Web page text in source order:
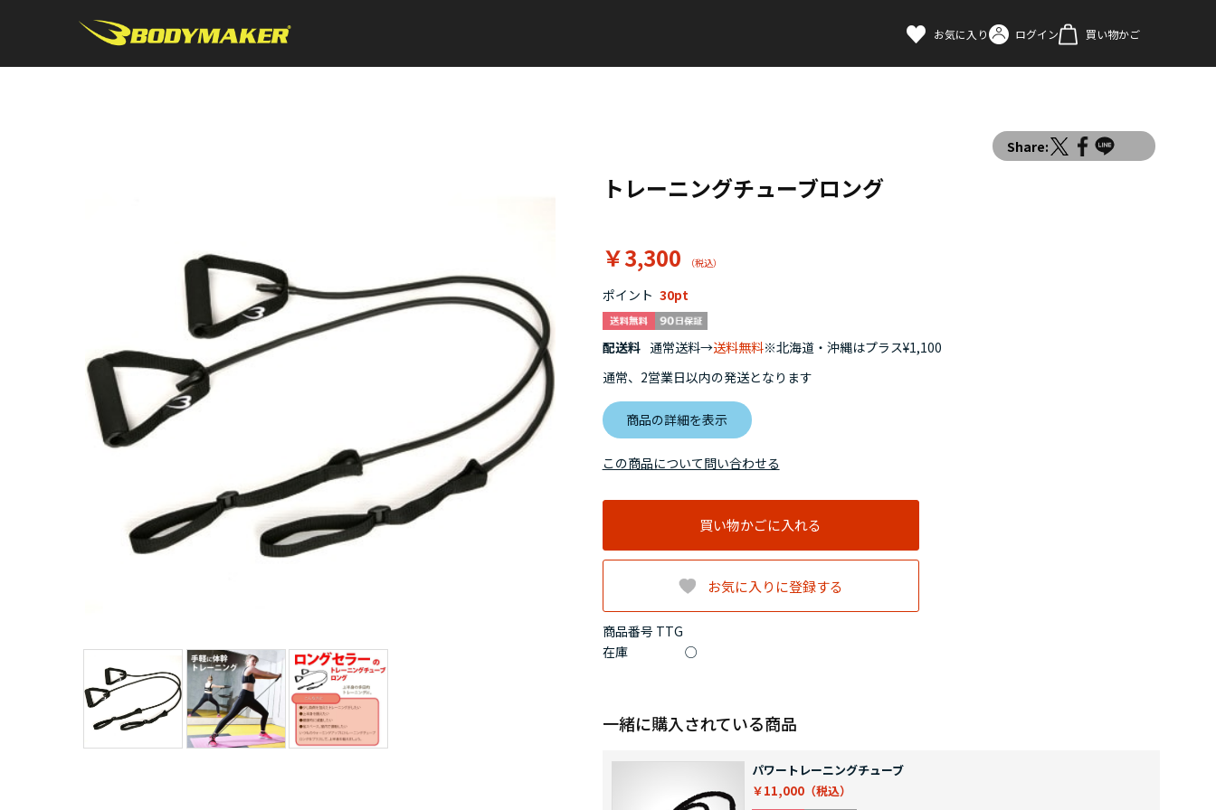
お気に入り ログイン 買い物かご
Share:
トレーニングチューブロング
￥3,300
商品番号 TTG
ポイント 30
在庫 ○
配送料 通常送料→送料無料※北海道・沖縄はプラス¥1,100
通常、2営業日以内の発送となります
商品の詳細を表示
買い物かごに入れる
お気に入りに登録する
一緒に購入されている商品
パワートレーニングチューブ
￥11,000
この商品について問い合わせる